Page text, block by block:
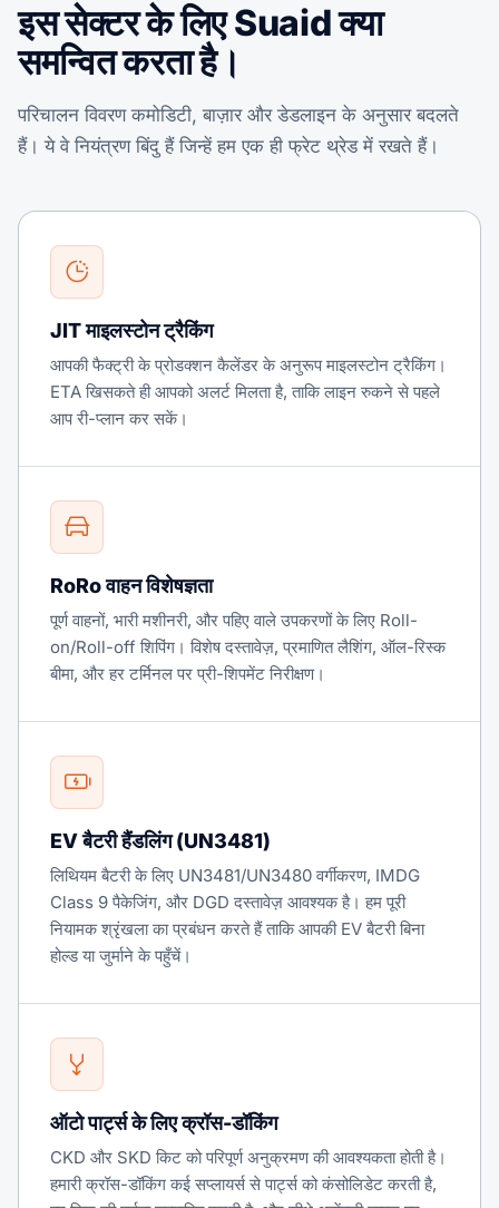
इस सेक्टर के लिए Suaid क्या
समन्वित करता है।
परिचालन विवरण कमोडिटी, बाज़ार और डेडलाइन के अनुसार बदलते
हैं। ये वे नियंत्रण बिंदु हैं जिन्हें हम एक ही फ्रेट थ्रेड में रखते हैं।
JIT माइलस्टोन ट्रैकिंग
आपकी फैक्ट्री के प्रोडक्शन कैलेंडर के अनुरूप माइलस्टोन ट्रैकिंग।
ETA खिसकते ही आपको अलर्ट मिलता है, ताकि लाइन रुकने से पहले
आप री-प्लान कर सकें।
RoRo वाहन विशेषज्ञता
पूर्ण वाहनों, भारी मशीनरी, और पहिए वाले उपकरणों के लिए Roll-
on/Roll-off शिपिंग। विशेष दस्तावेज़, प्रमाणित लैशिंग, ऑल-रिस्क
बीमा, और हर टर्मिनल पर प्री-शिपमेंट निरीक्षण।
EV बैटरी हैंडलिंग (UN3481)
लिथियम बैटरी के लिए UN3481/UN3480 वर्गीकरण, IMDG
Class 9 पैकेजिंग, और DGD दस्तावेज़ आवश्यक है। हम पूरी
नियामक श्रृंखला का प्रबंधन करते हैं ताकि आपकी EV बैटरी बिना
होल्ड या जुर्माने के पहुँचें।
ऑटो पार्ट्स के लिए क्रॉस-डॉकिंग
CKD और SKD किट को परिपूर्ण अनुक्रमण की आवश्यकता होती है।
हमारी क्रॉस-डॉकिंग कई सप्लायर्स से पार्ट्स को कंसोलिडेट करती है,